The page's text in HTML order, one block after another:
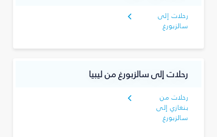
رحلات إلى
سالزبورغ
رحلات إلى سالزبورغ من ليبيا
رحلات من
بنغازي إلى
سالزبورغ